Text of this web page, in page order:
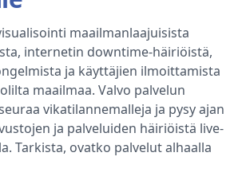
maailmanlaajuisista
internetin downtime-häiriöistä,
ja käyttäjien ilmoittamista
maailmaa. Valvo palvelun
vikatilannemalleja ja pysy ajan
ja palveluiden häiriöistä live-
Tarkista, ovatko palvelut alhaalla